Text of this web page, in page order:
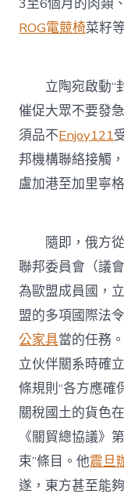
ROG電競椅菜籽
立陶宛啟動“
催促大眾不要發
須品不Enjoy121
邦機構聯絡接觸
盧加港至加里寧
隨即，俄方從
聯邦委員會（議
為歐盟成員國，
盟的多項國際法
公家具當的任務
立伙伴關系時確
條規則“各方應確
關稅國土的貨色
《關貿總協議》
束”條目。他震旦
遂，東方甚至能